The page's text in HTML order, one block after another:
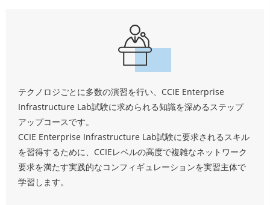
テクノロジごとに多数の演習を行い、CCIE Enterprise
Infrastructure Lab試験に求められる知識を深めるステップ
アップコースです。
CCIE Enterprise Infrastructure Lab試験に要求されるスキル
を習得するために、CCIEレベルの高度で複雑なネットワーク
要求を満たす実践的なコンフィギュレーションを実習主体で
学習します。